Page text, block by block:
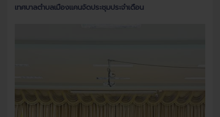
เทศบาลตำบลเมืองแคนจัดประชุมประจำเดือน